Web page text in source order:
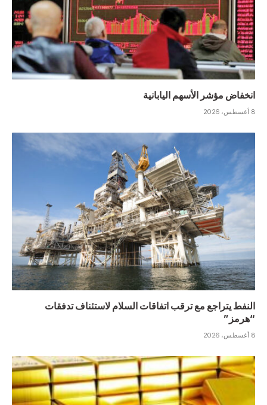
انخفاض ‌مؤشر الأسهم اليابانية
8 أغسطس، 2026
النفط يتراجع مع ترقب اتفاقات السلام لاستئناف تدفقات
“هرمز”
8 أغسطس، 2026